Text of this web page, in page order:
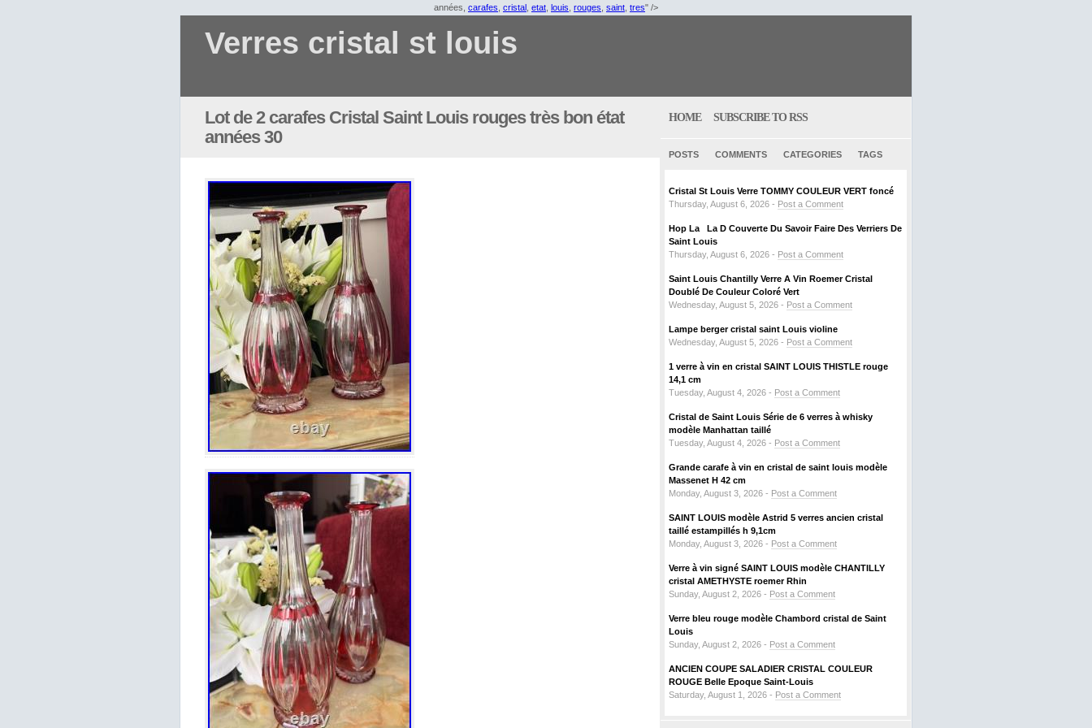
années, carafes cristal etat louis rouges saint tres" />
Verres cristal st louis
Lot de 2 carafes Cristal Saint Louis rouges très bon état
années 30
HOME SUBSCRIBE TO RSS
POSTS COMMENTS CATEGORIES TAGS
Cristal St Louis Verre TOMMY COULEUR VERT foncé
Thursday, August 6, 2026 - Post a Comment
Hop La La D Couverte Du Savoir Faire Des Verriers De
Saint Louis
Thursday, August 6, 2026 - Post a Comment
Saint Louis Chantilly Verre A Vin Roemer Cristal
Doublé De Couleur Coloré Vert
Wednesday, August 5, 2026 - Post a Comment
Lampe berger cristal saint Louis violine
Wednesday, August 5, 2026 - Post a Comment
1 verre à vin en cristal SAINT LOUIS THISTLE rouge
14,1 cm
Tuesday, August 4, 2026 - Post a Comment
Cristal de Saint Louis Série de 6 verres à whisky
modèle Manhattan taillé
Tuesday, August 4, 2026 - Post a Comment
Grande carafe à vin en cristal de saint louis modèle
Massenet H 42 cm
Monday, August 3, 2026 - Post a Comment
SAINT LOUIS modèle Astrid 5 verres ancien cristal
taillé estampillés h 9,1cm
Monday, August 3, 2026 - Post a Comment
Verre à vin signé SAINT LOUIS modèle CHANTILLY
cristal AMETHYSTE roemer Rhin
Sunday, August 2, 2026 - Post a Comment
Verre bleu rouge modèle Chambord cristal de Saint
Louis
Sunday, August 2, 2026 - Post a Comment
ANCIEN COUPE SALADIER CRISTAL COULEUR
ROUGE Belle Epoque Saint-Louis
Saturday, August 1, 2026 - Post a Comment